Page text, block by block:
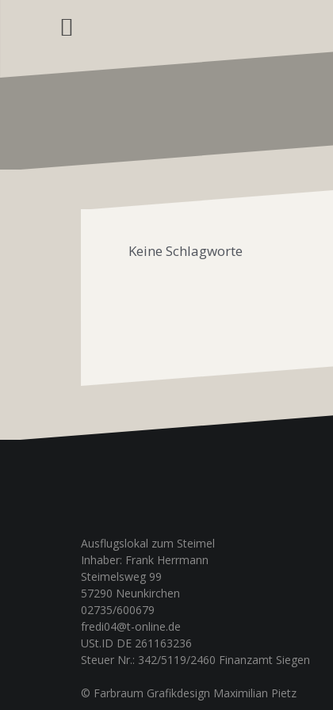
Keine Schlagworte
Ausflugslokal zum Steimel
Inhaber: Frank Herrmann
Steimelsweg 99
57290 Neunkirchen
02735/600679
fredi04@t-online.de
USt.ID DE 261163236
Steuer Nr.: 342/5119/2460 Finanzamt Siegen
© Farbraum Grafikdesign Maximilian Pietz